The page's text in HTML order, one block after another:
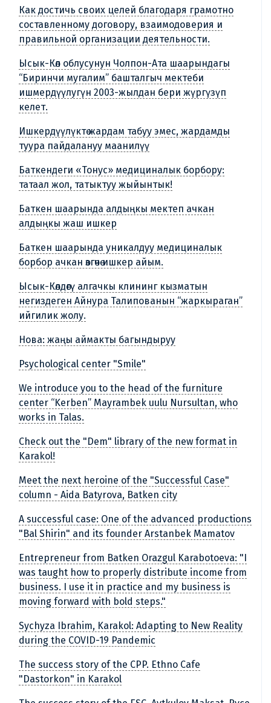
Как достичь своих целей благодаря грамотно
составленному договору, взаимодоверия и
правильной организации деятельности.
Ысык-Көл облусунун Чолпон-Ата шаарындагы
“Биринчи мугалим” башталгыч мектеби
ишмердүүлугүн 2003-жылдан бери жүргүзүп
келет.
Ишкердүүлүктө жардам табуу эмес, жардамды
туура пайдалануу маанилүү
Баткендеги «Тонус» медициналык борбору:
татаал жол, татыктуу жыйынтык!
Баткен шаарында алдыңкы мектеп ачкан
алдыңкы жаш ишкер
Баткен шаарында уникалдуу медициналык
борбор ачкан өзгөчө ишкер айым.
Ысык-Көлдөгү алгачкы клининг кызматын
негиздеген Айнура Талипованын “жаркыраган”
ийгилик жолу.
Нова: жаңы аймакты багындыруу
Psychological center "Smile"
We introduce you to the head of the furniture
center “Kerben” Mayrambek uulu Nursultan, who
works in Talas.
Check out the "Dem" library of the new format in
Karakol!
Meet the next heroine of the "Successful Case"
column - Aida Batyrova, Batken city
A successful case: One of the advanced productions
"Bal Shirin" and its founder Arstanbek Mamatov
Entrepreneur from Batken Orazgul Karabotoeva: "I
was taught how to properly distribute income from
business. I use it in practice and my business is
moving forward with bold steps."
Sychyza Ibrahim, Karakol: Adapting to New Reality
during the COVID-19 Pandemic
The success story of the CPP. Ethno Cafe
"Dastorkon" in Karakol